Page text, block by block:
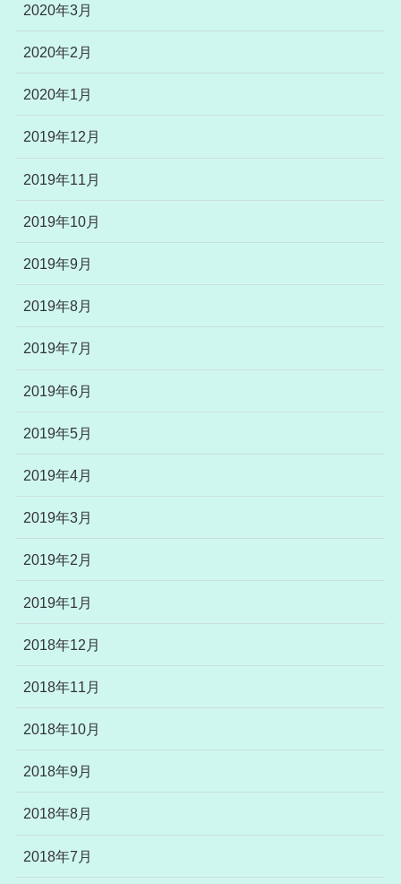
2020年3月
2020年2月
2020年1月
2019年12月
2019年11月
2019年10月
2019年9月
2019年8月
2019年7月
2019年6月
2019年5月
2019年4月
2019年3月
2019年2月
2019年1月
2018年12月
2018年11月
2018年10月
2018年9月
2018年8月
2018年7月